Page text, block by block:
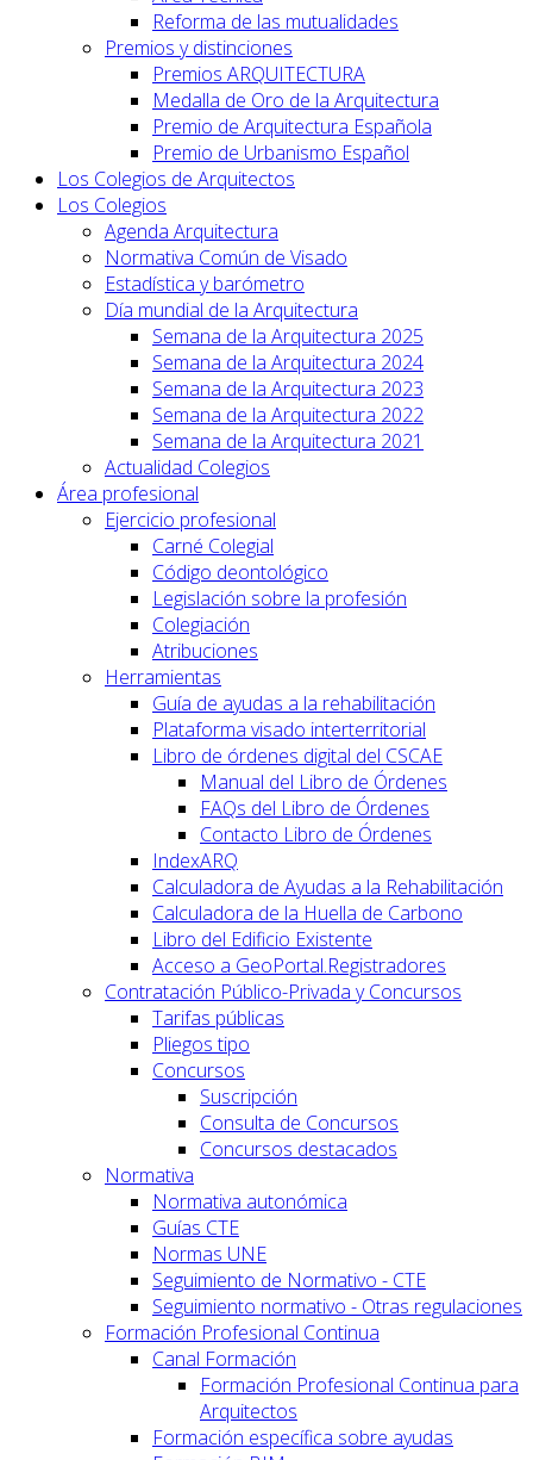
Reforma de las mutualidades
Premios y distinciones
Premios ARQUITECTURA
Medalla de Oro de la Arquitectura
Premio de Arquitectura Española
Premio de Urbanismo Español
Los Colegios de Arquitectos
Los Colegios
Agenda Arquitectura
Normativa Común de Visado
Estadística y barómetro
Día mundial de la Arquitectura
Semana de la Arquitectura 2025
Semana de la Arquitectura 2024
Semana de la Arquitectura 2023
Semana de la Arquitectura 2022
Semana de la Arquitectura 2021
Actualidad Colegios
Área profesional
Ejercicio profesional
Carné Colegial
Código deontológico
Legislación sobre la profesión
Colegiación
Atribuciones
Herramientas
Guía de ayudas a la rehabilitación
Plataforma visado interterritorial
Libro de órdenes digital del CSCAE
Manual del Libro de Órdenes
FAQs del Libro de Órdenes
Contacto Libro de Órdenes
IndexARQ
Calculadora de Ayudas a la Rehabilitación
Calculadora de la Huella de Carbono
Libro del Edificio Existente
Acceso a GeoPortal.Registradores
Contratación Público-Privada y Concursos
Tarifas públicas
Pliegos tipo
Concursos
Suscripción
Consulta de Concursos
Concursos destacados
Normativa
Normativa autonómica
Guías CTE
Normas UNE
Seguimiento de Normativo - CTE
Seguimiento normativo - Otras regulaciones
Formación Profesional Continua
Canal Formación
Formación Profesional Continua para
Arquitectos
Formación específica sobre ayudas